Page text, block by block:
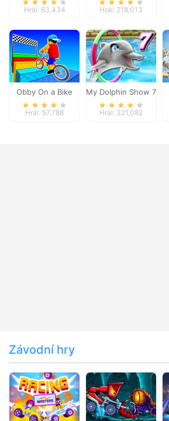
Hrál: 63,434 Hrál: 218,013
Obby On a Bike
Hrál: 57,788
My Dolphin Show 7
Hrál: 321,082
Závodní hry